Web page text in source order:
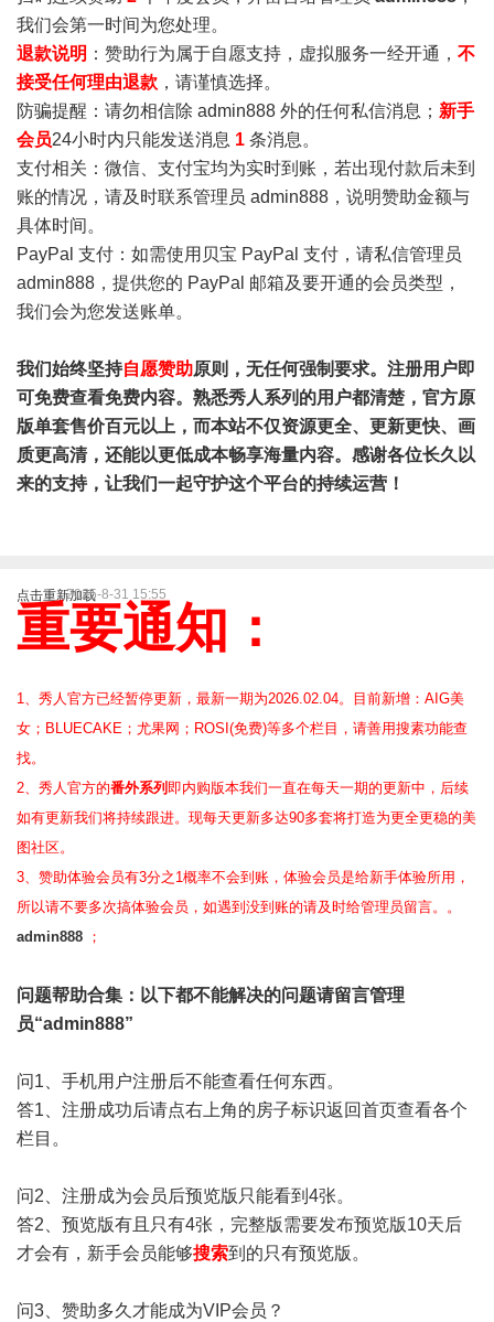
我们会第一时间为您处理。
退款说明 ：赞助行为属于自愿支持，虚拟服务一经开通， 不
接受任何理由退款 ，请谨慎选择。
防骗提醒：请勿相信除 admin888 外的任何私信消息； 新手
会员24小时内只能发送消息 1 条消息。
支付相关：微信、支付宝均为实时到账，若出现付款后未到
账的情况，请及时联系管理员 admin888，说明赞助金额与
具体时间。
PayPal 支付：如需使用贝宝 PayPal 支付，请私信管理员
admin888，提供您的 PayPal 邮箱及要开通的会员类型，
我们会为您发送账单。
我们始终坚持自愿赞助原则，无任何强制要求。注册用户即
可免费查看免费内容。熟悉秀人系列的用户都清楚，官方原
版单套售价百元以上，而本站不仅资源更全、更新更快、画
质更高清，还能以更低成本畅享海量内容。感谢各位长久以
来的支持，让我们一起守护这个平台的持续运营！
点击重新加载2025-8-31 15:55
重要通知：
1、秀人官方已经暂停更新，最新一期为2026.02.04。目前新增：AIG美
女；BLUECAKE；尤果网；ROSI(免费)等多个栏目，请善用搜素功能查
找。
2、 秀人官方的番外系列 即内购版本我们一直在每天一期的更新中，后续
如有更新我们将持续跟进。现每天更新多达90多套将打造为更全更稳的美
图社区。
3、赞助体验会员有3分之1概率不会到账，体验会员是给新手体验所用，
所以请不要多次搞体验会员，如遇到没到账的请及时给管理员留言。。
admin888 ；
问题帮助合集 ：以下都不能解决的问题请留言管理
员“admin888”
问1、手机用户注册后不能查看任何东西。
答1、注册成功后请点右上角的房子标识返回首页查看各个
栏目。
问2、注册成为会员后预览版只能看到4张。
答2、预览版有且只有4张，完整版需要发布预览版10天后
才会有，新手会员能够搜索到的只有预览版。
问3、赞助多久才能成为VIP会员？